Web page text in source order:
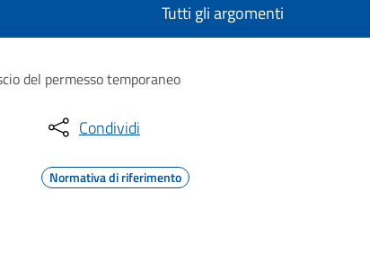
Tutti gli argomenti
del permesso temporaneo
Condividi
Normativa di riferimento